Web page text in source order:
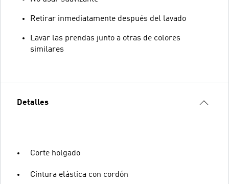
Retirar inmediatamente después del lavado
Lavar las prendas junto a otras de colores
similares
Detalles
Corte holgado
Cintura elástica con cordón